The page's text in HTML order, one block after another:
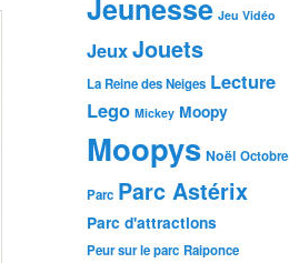
Jeunesse Jeu Vidéo
JeuxJouets
La Reine des Neiges Lecture
Lego Mickey Moopy
Moopys Noël Octobre
Parc Parc Astérix
Parc d'attractions
Peur sur le parc Raiponce